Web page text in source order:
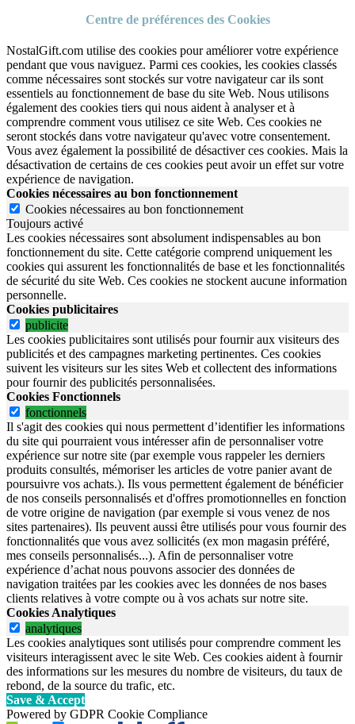
Centre de préférences des Cookies
NostalGift.com utilise des cookies pour améliorer votre expérience
pendant que vous naviguez. Parmi ces cookies, les cookies classés
comme nécessaires sont stockés sur votre navigateur car ils sont
essentiels au fonctionnement de base du site Web. Nous utilisons
également des cookies tiers qui nous aident à analyser et à
comprendre comment vous utilisez ce site Web. Ces cookies ne
seront stockés dans votre navigateur qu'avec votre consentement.
Vous avez également la possibilité de désactiver ces cookies. Mais la
désactivation de certains de ces cookies peut avoir un effet sur votre
expérience de navigation.
Cookies nécessaires au bon fonctionnement
Cookies nécessaires au bon fonctionnement
Toujours activé
Les cookies nécessaires sont absolument indispensables au bon
fonctionnement du site. Cette catégorie comprend uniquement les
cookies qui assurent les fonctionnalités de base et les fonctionnalités
de sécurité du site Web. Ces cookies ne stockent aucune information
personnelle.
Cookies publicitaires
publicite
Les cookies publicitaires sont utilisés pour fournir aux visiteurs des
publicités et des campagnes marketing pertinentes. Ces cookies
suivent les visiteurs sur les sites Web et collectent des informations
pour fournir des publicités personnalisées.
Cookies Fonctionnels
fonctionnels
Il s'agit des cookies qui nous permettent d’identifier les informations
du site qui pourraient vous intéresser afin de personnaliser votre
expérience sur notre site (par exemple vous rappeler les derniers
produits consultés, mémoriser les articles de votre panier avant de
poursuivre vos achats.). Ils vous permettent également de bénéficier
de nos conseils personnalisés et d'offres promotionnelles en fonction
de votre origine de navigation (par exemple si vous venez de nos
sites partenaires). Ils peuvent aussi être utilisés pour vous fournir des
fonctionnalités que vous avez sollicités (ex mon magasin préféré,
mes conseils personnalisés...). Afin de personnaliser votre
expérience d’achat nous pouvons associer des données de
navigation traitées par les cookies avec les données de nos bases
clients relatives à votre compte ou à vos achats sur notre site.
Cookies Analytiques
analytiques
Les cookies analytiques sont utilisés pour comprendre comment les
visiteurs interagissent avec le site Web. Ces cookies aident à fournir
des informations sur les mesures du nombre de visiteurs, du taux de
rebond, de la source du trafic, etc.
Save & Accept
Powered by GDPR Cookie Compliance